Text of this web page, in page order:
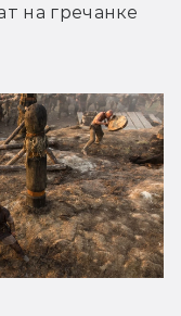
на гречанке